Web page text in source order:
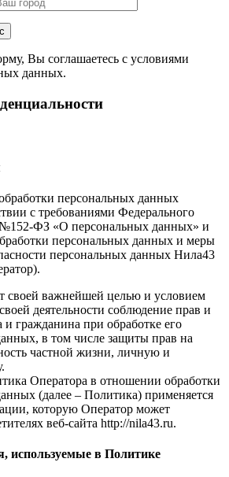
Вы соглашаетесь с условиями
данных.
персональных данных
с требованиями Федерального
№152-ФЗ «О персональных данных» и
персональных данных и меры
персональных данных Нила43
своей важнейшей целью и условием
деятельности соблюдение прав и
и гражданина при обработке его
в том числе защиты прав на
частной жизни, личную и
Оператора в отношении обработки
(далее – Политика) применяется
которую Оператор может
веб-сайта http://nila43.ru.
используемые в Политике